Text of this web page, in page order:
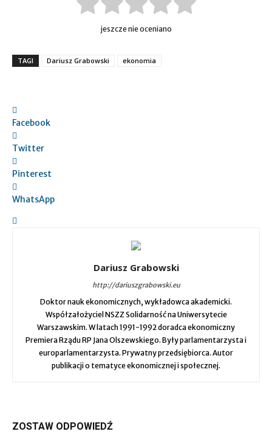
jeszcze nie oceniano
TAGI Dariusz Grabowski ekonomia
Facebook
Twitter
Pinterest
WhatsApp
Dariusz Grabowski
http://dariuszgrabowski.eu
Doktor nauk ekonomicznych, wykładowca akademicki.
Współzałożyciel NSZZ Solidarność na Uniwersytecie
Warszawskim. W latach 1991-1992 doradca ekonomiczny
Premiera Rządu RP Jana Olszewskiego. Były parlamentarzysta i
europarlamentarzysta. Prywatny przedsiębiorca. Autor
publikacji o tematyce ekonomicznej i społecznej.
ZOSTAW ODPOWIEDŹ